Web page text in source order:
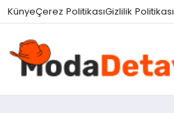
KünyeÇerez PolitikasıGizlilik Politikası